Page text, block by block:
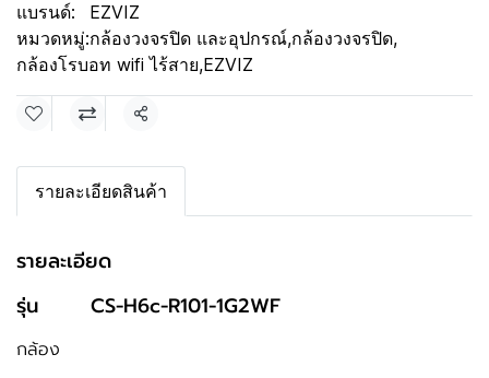
แบรนด์:
EZVIZ
หมวดหมู่:กล้องวงจรปิด และอุปกรณ์,กล้องวงจรปิด,
กล้องโรบอท wifi ไร้สาย,EZVIZ
แชร์
รายละเอียดสินค้า
รายละเอียด
รุ่น CS-H6c-R101-1G2WF
กล้อง